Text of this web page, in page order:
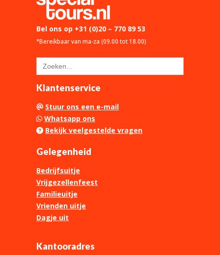
Bel ons op +31 (0)20 – 770 89 53
*Bereikbaar van ma-za (09.00 tot 18.00)
Zoek
naar:
Klantenservice
Stuur ons een e-mail
Whatsapp ons
Bekijk veelgestelde vragen
Gelegenheid
Bedrijfsuitje
Vrijgezellenfeest
Familieuitje
Vrienden uitje
Dagje uit
Kantooradres